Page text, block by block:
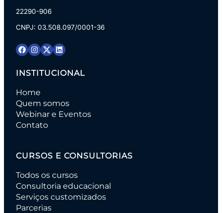
22290-906
CNPJ: 03.508.097/0001-36
INSTITUCIONAL
Home
Quem somos
Webinar e Eventos
Contato
CURSOS E CONSULTORIAS
Todos os cursos
Consultoria educacional
Serviços customizados
Parcerias